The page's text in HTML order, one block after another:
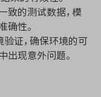
致的测试数据，模
确性。
验证，确保环境的可
出现意外问题。